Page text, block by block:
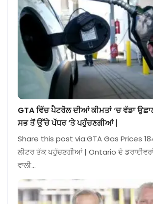
GTA ਵਿੱਚ ਪੈਟਰੋਲ ਦੀਆਂ ਕੀਮਤਾਂ ‘ਚ ਵੱਡਾ
ਸਭ ਤੋਂ ਉੱਚੇ ਪੱਧਰ ‘ਤੇ ਪਹੁੰਚਣਗੀਆਂ |
Share this post via:GTA Gas Prices
ਲੀਟਰ ਤੱਕ ਪਹੁੰਚਣਗੀਆਂ | Ontario ਦੇ
ਵਾਲੀ…